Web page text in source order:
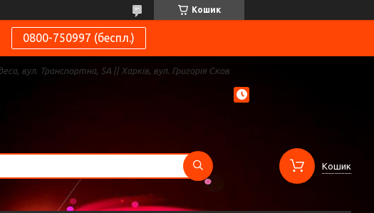
Кошик
0800-750997 (беспл.)
вул. Транспортна, 5А || Харків, вул. Григорія Сков
Кошик